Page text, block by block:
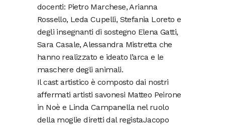
docenti: Pietro Marchese, Arianna
Rossello, Leda Cupelli, Stefania Loreto e
degli insegnanti di sostegno Elena Gatti,
Sara Casale, Alessandra Mistretta che
hanno realizzato e ideato l’arca e le
maschere degli animali.
Il cast artistico è composto dai nostri
affermati artisti savonesi Matteo Peirone
in Noè e Linda Campanella nel ruolo
della moglie diretti dal registaJacopo